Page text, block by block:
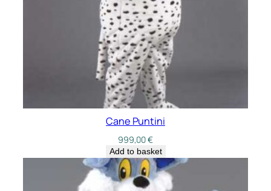
Cane Puntini
999,00€
Add to basket